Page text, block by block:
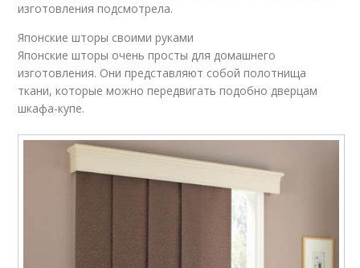
изготовления подсмотрела.
Японские шторы своими руками
Японские шторы очень просты для домашнего
изготовления. Они представляют собой полотнища
ткани, которые можно передвигать подобно дверцам
шкафа-купе.